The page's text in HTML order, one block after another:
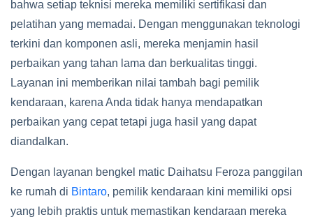
bahwa setiap teknisi mereka memiliki sertifikasi dan
pelatihan yang memadai. Dengan menggunakan teknologi
terkini dan komponen asli, mereka menjamin hasil
perbaikan yang tahan lama dan berkualitas tinggi.
Layanan ini memberikan nilai tambah bagi pemilik
kendaraan, karena Anda tidak hanya mendapatkan
perbaikan yang cepat tetapi juga hasil yang dapat
diandalkan.
Dengan layanan bengkel matic Daihatsu Feroza panggilan
ke rumah di Bintaro, pemilik kendaraan kini memiliki opsi
yang lebih praktis untuk memastikan kendaraan mereka